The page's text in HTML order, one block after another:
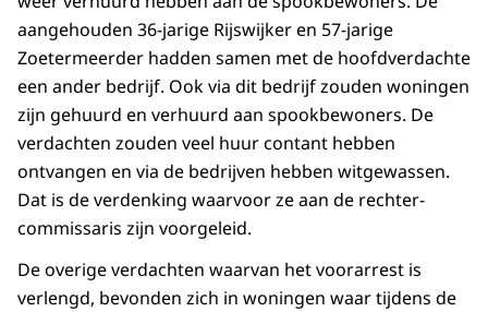
aangehouden 36-jarige Rijswijker en 57-jarige
Zoetermeerder hadden samen met de hoofdverdachte
een ander bedrijf. Ook via dit bedrijf zouden woningen
zijn gehuurd en verhuurd aan spookbewoners. De
verdachten zouden veel huur contant hebben
ontvangen en via de bedrijven hebben witgewassen.
Dat is de verdenking waarvoor ze aan de rechter-
commissaris zijn voorgeleid.
De overige verdachten waarvan het voorarrest is
verlengd, bevonden zich in woningen waar tijdens de